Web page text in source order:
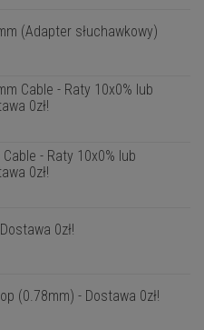
(Adapter słuchawkowy)
Cable - Raty 10x0% lub
0zł!
- Raty 10x0% lub
0zł!
0zł!
(0.78mm) - Dostawa 0zł!